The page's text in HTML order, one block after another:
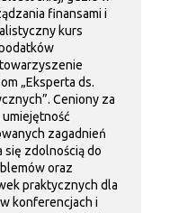
finansami i
kurs
„Eksperta ds.
Ceniony za
umiejętność
zagadnień
się zdolnością do
oraz
praktycznych dla
konferencjach i